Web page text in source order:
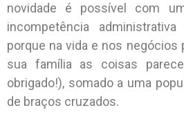
novidade é possível com
incompetência
porque na vida e nos negócios
sua família as coisas
obrigado!), somado a uma
de braços cruzados.